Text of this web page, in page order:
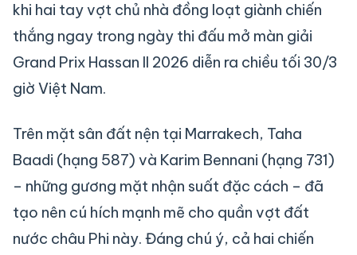
khi hai tay vợt chủ nhà đồng loạt giành chiến
thắng ngay trong ngày thi đấu mở màn giải
Grand Prix Hassan II 2026 diễn ra chiều tối 30/3
giờ Việt Nam.
Trên mặt sân đất nện tại Marrakech, Taha
Baadi (hạng 587) và Karim Bennani (hạng 731)
– những gương mặt nhận suất đặc cách – đã
tạo nên cú hích mạnh mẽ cho quần vợt đất
nước châu Phi này. Đáng chú ý, cả hai chiến